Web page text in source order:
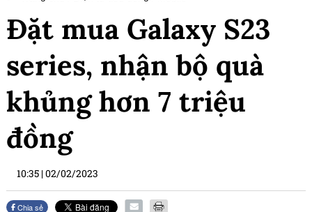
Đặt mua Galaxy S23
series, nhận bộ quà
khủng hơn 7 triệu
đồng
10:35 |02/02/2023
Chia sẻ